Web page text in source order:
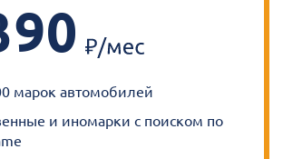
марок автомобилей
и иномарки с поиском по